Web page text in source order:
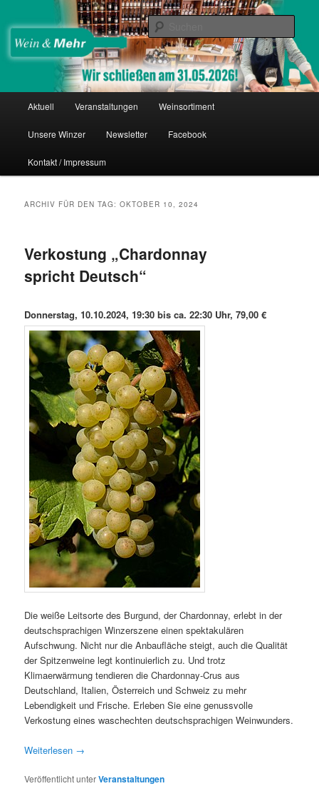
Inhalt
wechseln
sekundären
Inhalt
wechselnWein & Mehr
Thomas Nies
Aktuell Veranstaltungen Weinsortiment
Unsere Winzer Newsletter Facebook
Kontakt / Impressum
ARCHIV FÜR DEN TAG:OKTOBER 10, 2024
Verkostung „Chardonnay
spricht Deutsch“
Donnerstag, 10.10.2024, 19:30 bis ca. 22:30 Uhr, 79,00 €
Die weiße Leitsorte des Burgund, der Chardonnay, erlebt in der
deutschsprachigen Winzerszene einen spektakulären
Aufschwung. Nicht nur die Anbaufläche steigt, auch die Qualität
der Spitzenweine legt kontinuierlich zu. Und trotz
Klimaerwärmung tendieren die Chardonnay-Crus aus
Deutschland, Italien, Österreich und Schweiz zu mehr
Lebendigkeit und Frische. Erleben Sie eine genussvolle
Verkostung eines waschechten deutschsprachigen Weinwunders.
Weiterlesen →
Veröffentlicht unterVeranstaltungen